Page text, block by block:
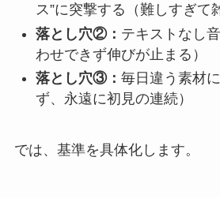
ス”に突撃する（難しすぎて
落とし穴②： テキストなし
わせできず伸びが止まる）
落とし穴③： 毎日違う素材
ず、永遠に初見の連続）
では、基準を具体化します。